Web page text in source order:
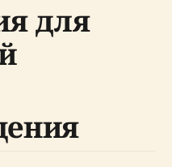
для